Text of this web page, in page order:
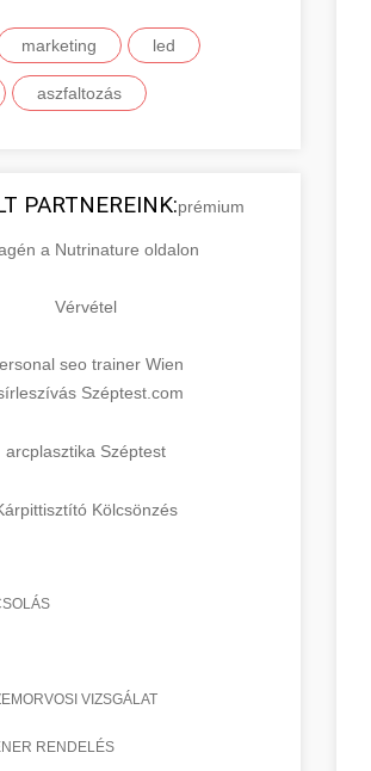
marketing led
aszfaltozás
PARTNEREINK:prémium
a Nutrinature oldalon
Vérvétel
seo trainer Wien
Széptest.com
arcplasztika Széptest
Kölcsönzés
VIZSGÁLAT
RENDELÉS